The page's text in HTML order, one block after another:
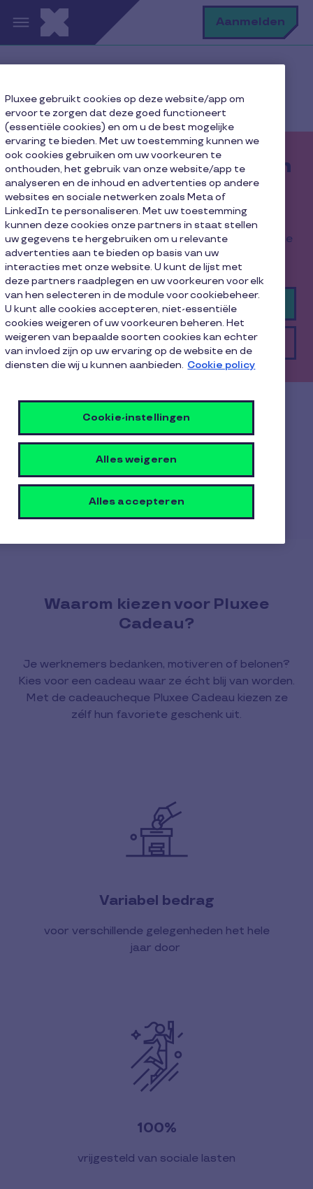
Overslaan en naar de inhoud gaan Aanmelden
Cadeaucheque - bedrijven
Cadeaucheques bestellen
als werkgever
Bedank of feliciteer je medewerkers met Pluxee
Cadeau, de fiscaal voordelige cadeaucheque die je
met plezier geeft.
Word klant
Ik wil een offerte
Cadeaucheques bestellen
Alle Pluxee-oplossingen samen
Voordelen van de Pluxee Card
Waarom kiezen voor Pluxee
Cadeau?
Je werknemers bedanken, motiveren of belonen?
Kies voor een cadeau waar ze écht blij van worden.
Met de cadeaucheque Pluxee Cadeau kiezen ze
zélf hun favoriete geschenk uit.
Variabel bedrag
voor verschillende gelegenheden het hele
jaar door
100%
vrijgesteld van sociale lasten
Pluxee gebruikt cookies op deze website/app om
ervoor te zorgen dat deze goed functioneert
(essentiële cookies) en om u de best mogelijke
ervaring te bieden. Met uw toestemming kunnen we
ook cookies gebruiken om uw voorkeuren te
onthouden, het gebruik van onze website/app te
analyseren en de inhoud en advertenties op andere
websites en sociale netwerken zoals Meta of
LinkedIn te personaliseren. Met uw toestemming
kunnen deze cookies onze partners in staat stellen
uw gegevens te hergebruiken om u relevante
advertenties aan te bieden op basis van uw
interacties met onze website. U kunt de lijst met
deze partners raadplegen en uw voorkeuren voor elk
van hen selecteren in de module voor cookiebeheer.
U kunt alle cookies accepteren, niet-essentiële
cookies weigeren of uw voorkeuren beheren. Het
weigeren van bepaalde soorten cookies kan echter
van invloed zijn op uw ervaring op de website en de
diensten die wij u kunnen aanbieden. Cookie policy
Cookie-instellingen
Alles weigeren
Alles accepteren